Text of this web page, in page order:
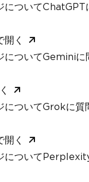
についてChatGPT
開く
についてGeminiに
についてGrokに質
開く
について